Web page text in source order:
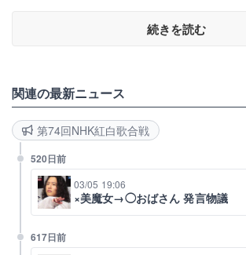
続きを読む
関連の最新ニュース
第74回NHK紅白歌合戦
520日前
03/05 19:06
×美魔女→◯おばさん 発言物議
617日前